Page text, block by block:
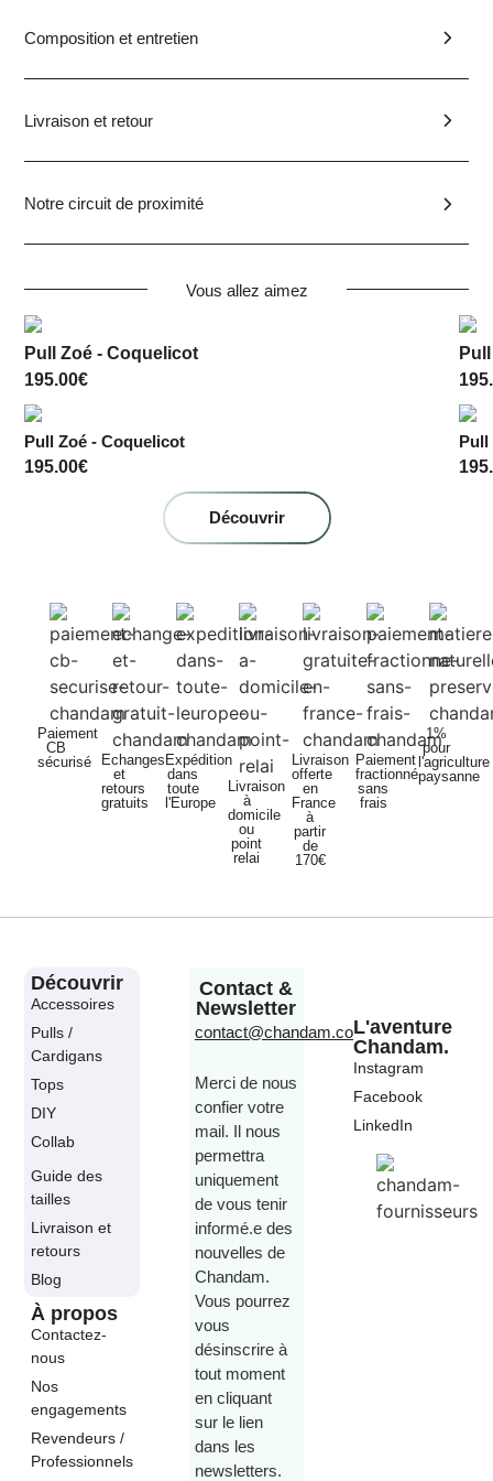
Composition et entretien
Livraison et retour
Notre circuit de proximité
Vous allez aimez
Pull Zoé - Coquelicot
195.00€
Pull Zoé - Coquelicot
195.00€
Pull
Découvrir
Paiement
CB
sécurisé
Echanges
et
retours
gratuits
Expédition
dans
toute
l'Europe
Livraison
à
domicile
ou
point
relai
Livraison
offerte
en
France
à
partir
de
170€
Paiement
fractionné
sans
frais
1%
pour
l'agriculture
paysanne
Découvrir
Accessoires
Pulls /
Cardigans
Tops
DIY
Collab
Guide des
tailles
Livraison et
retours
Blog
À propos
Contactez-
nous
Nos
engagements
Revendeurs /
Professionnels
Contact &
Newsletter
contact@chandam.co
Merci de nous
confier votre
mail. Il nous
permettra
uniquement
de vous tenir
informé.e des
nouvelles de
Chandam.
Vous pourrez
vous
désinscrire à
tout moment
en cliquant
sur le lien
dans les
newsletters.
L'aventure
Chandam.
Instagram
Facebook
LinkedIn